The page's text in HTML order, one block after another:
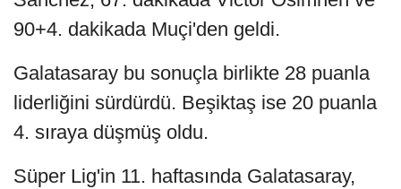
90+4. dakikada Muçi'den geldi.
Galatasaray bu sonuçla birlikte 28 puanla
liderliğini sürdürdü. Beşiktaş ise 20 puanla
4. sıraya düşmüş oldu.
Süper Lig'in 11. haftasında Galatasaray,